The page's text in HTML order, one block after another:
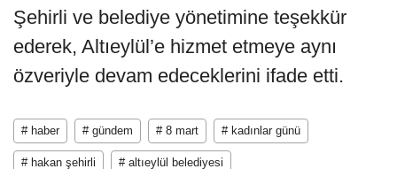
Şehirli ve belediye yönetimine teşekkür
ederek, Altıeylül’e hizmet etmeye aynı
özveriyle devam edeceklerini ifade etti.
# haber # gündem # 8 mart # kadınlar günü
# hakan şehirli # altıeylül belediyesi